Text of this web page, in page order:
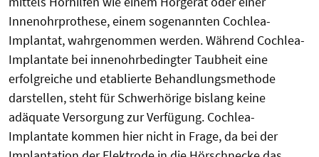
Innenohrprothese, einem sogenannten Cochlea-
Implantat, wahrgenommen werden. Während Cochlea-
Implantate bei innenohrbedingter Taubheit eine
erfolgreiche und etablierte Behandlungsmethode
darstellen, steht für Schwerhörige bislang keine
adäquate Versorgung zur Verfügung. Cochlea-
Implantate kommen hier nicht in Frage, da bei der